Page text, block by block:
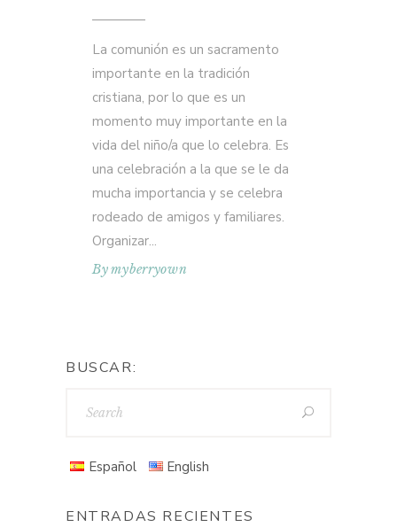
La comunión es un sacramento
importante en la tradición
cristiana, por lo que es un
momento muy importante en la
vida del niño/a que lo celebra. Es
una celebración a la que se le da
mucha importancia y se celebra
rodeado de amigos y familiares.
Organizar
Bymyberryown
BUSCAR:
Español English
ENTRADAS RECIENTES